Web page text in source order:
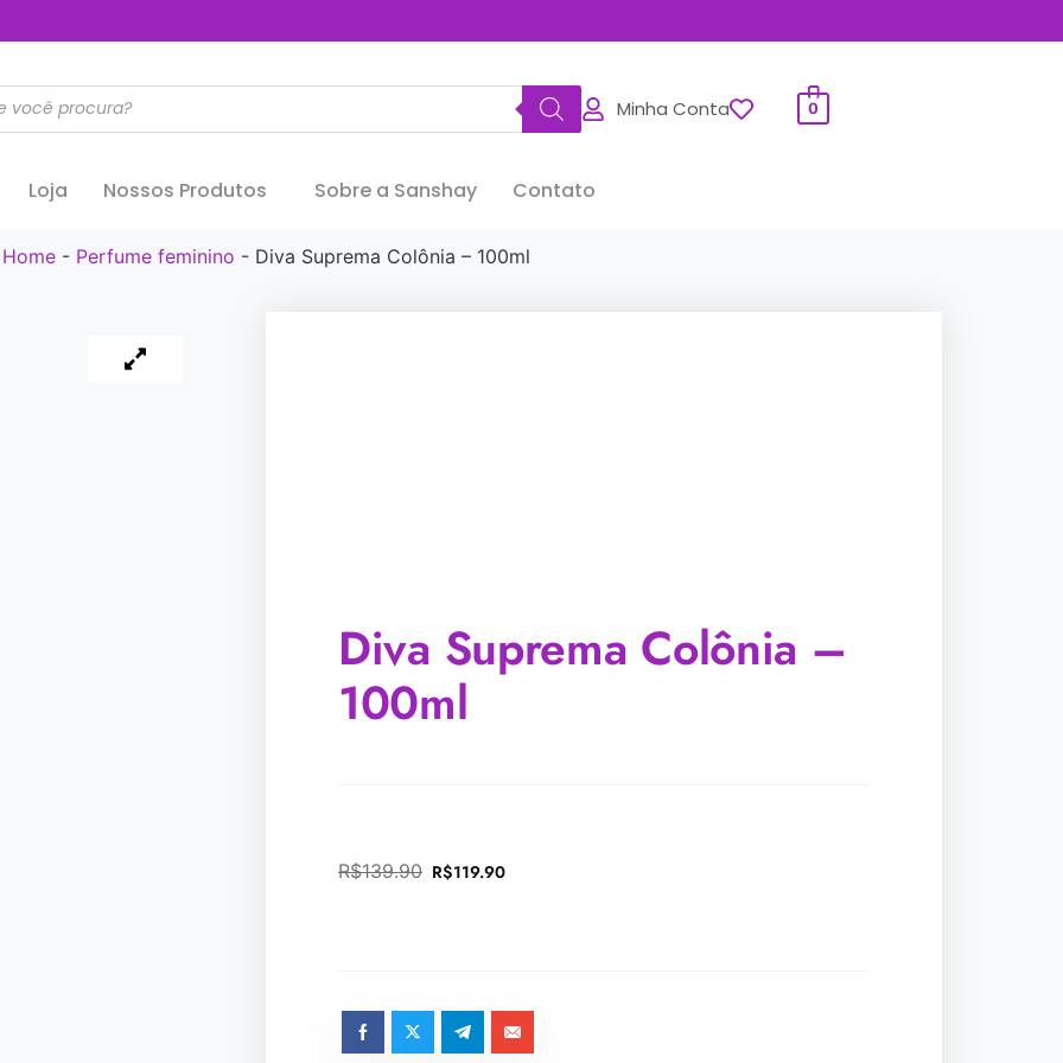
Minha Conta 0
Loja Nossos Produtos Sobre a Sanshay Contato
Home- Perfume feminino - Diva Suprema Colônia – 100ml
Diva Suprema Colônia –
100ml
R$139.90 R$119.90